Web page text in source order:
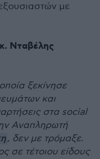
με
Νταβέλης
ξεκίνησε
και
στα social
Αναπληρωτή
, δεν με τρόμαξε.
σε τέτοιου είδους